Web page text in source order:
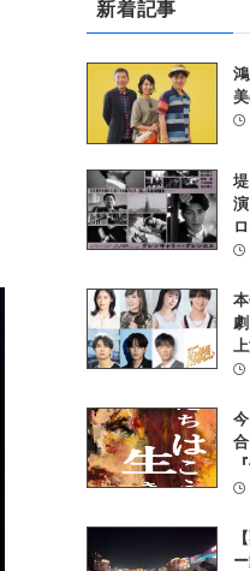
新着記事